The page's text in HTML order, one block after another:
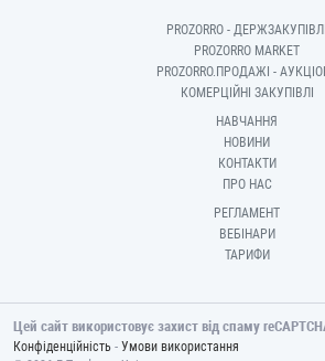
PROZORRO - ДЕРЖЗАКУПІВЛІ
PROZORRO MARKET
PROZORRO.ПРОДАЖІ -
КОМЕРЦІЙНІ ЗАКУПІВЛІ
НАВЧАННЯ
НОВИНИ
КОНТАКТИ
ПРО НАС
РЕГЛАМЕНТ
ВЕБІНАРИ
ТАРИФИ
Цей сайт використовує захист від спаму
Конфіденційність - Умови використання